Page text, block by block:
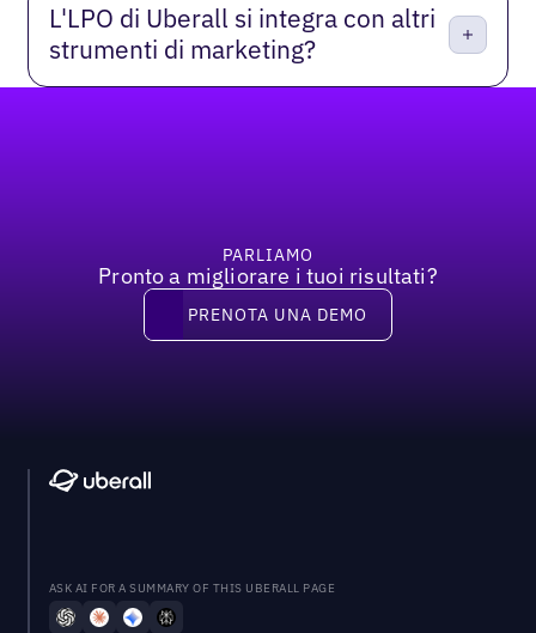
L'LPO di Uberall si integra con altri
strumenti di marketing?
PARLIAMO
Pronto a migliorare i tuoi risultati?
Prenota una demo
PRENOTA UNA DEMO
ASK AI FOR A SUMMARY OF THIS UBERALL PAGE